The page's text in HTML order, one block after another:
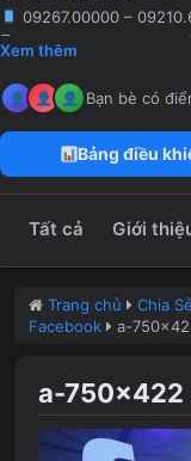
09267.00000 –
🖥 Agency truyền thông
leedzung.vn
Xem thêm
Bạn bè có
Bảng điều
Tất cả Giới
Trang chủ Chia Sẻ
Facebook
a-
a-750×422